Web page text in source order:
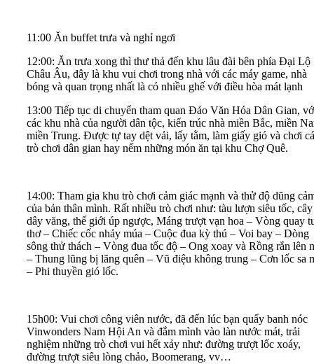
11:00 Ăn buffet trưa và nghỉ ngơi
12:00: Ăn trưa xong thì thư thả đến khu lâu đài bên phía Đại Lộ
Châu Âu, đây là khu vui chơi trong nhà với các máy game, nhà
bóng và quan trọng nhất là có nhiều ghế với điều hòa mát lạnh
13:00 Tiếp tục di chuyển tham quan Đảo Văn Hóa Dân Gian,
các khu nhà của người dân tộc, kiến trúc nhà miền Bắc, miền
miền Trung. Được tự tay dệt vải, lấy tằm, làm giấy gió và chơi
trò chơi dân gian hay nếm những món ăn tại khu Chợ Quê.
14:00: Tham gia khu trò chơi cảm giác mạnh và thử độ dũng
của bản thân mình. Rất nhiều trò chơi như: tàu lượn siêu tốc, cây
dây văng, thế giới úp ngược, Máng trượt vạn hoa – Vòng quay
thơ – Chiếc cốc nhảy múa – Cuộc đua kỳ thú – Voi bay – Dòng
sông thử thách – Vòng đua tốc độ – Ong xoay và Rồng rắn lên
– Thung lũng bị lãng quên – Vũ điệu không trung – Cơn lốc sa
– Phi thuyền gió lốc.
15h00: Vui chơi công viên nước, đã đến lúc bạn quẩy banh nóc
Vinwonders Nam Hội An và đắm mình vào làn nước mát, trải
nghiệm những trò chơi vui hết xảy như: đường trượt lốc xoáy,
đường trượt siêu lòng chảo, Boomerang, vv…